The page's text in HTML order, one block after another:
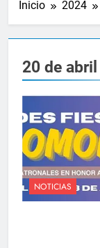
Inicio 2024
20 de
NOTICIAS